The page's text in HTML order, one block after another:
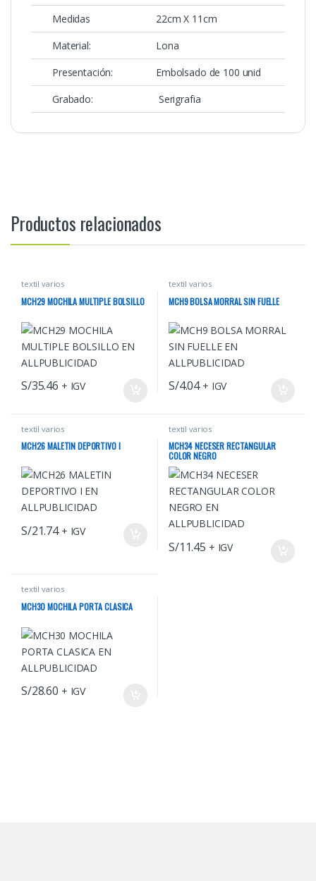
Medidas
22cm X 11cm
Material:
Lona
Presentación:
Embolsado de 100 unid
Grabado:
Serigrafia
Productos relacionados
textil varios
MCH29 MOCHILA MULTIPLE BOLSILLO
S/35.46 + IGV
textil varios
MCH9 BOLSA MORRAL SIN FUELLE
S/4.04 + IGV
textil varios
MCH26 MALETIN DEPORTIVO I
S/21.74 + IGV
textil varios
MCH34 NECESER RECTANGULAR
COLOR NEGRO
S/11.45 + IGV
textil varios
MCH30 MOCHILA PORTA CLASICA
S/28.60 + IGV